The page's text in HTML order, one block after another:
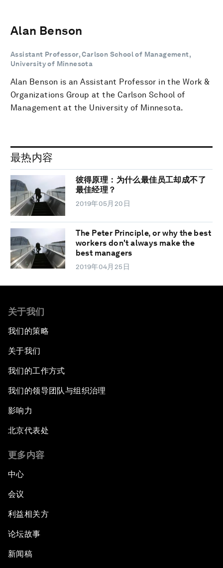
Alan Benson
Assistant Professor, Carlson School of Management,
University of Minnesota
Alan Benson is an Assistant Professor in the Work &
Organizations Group at the Carlson School of
Management at the University of Minnesota.
最热内容
彼得原理：为什么最佳员工却成不了
最佳经理？
2019年05月20日
The Peter Principle, or why the best
workers don't always make the
best managers
2019年04月25日
关于我们
我们的策略
关于我们
我们的工作方式
我们的领导团队与组织治理
影响力
北京代表处
更多内容
中心
会议
利益相关方
论坛故事
新闻稿